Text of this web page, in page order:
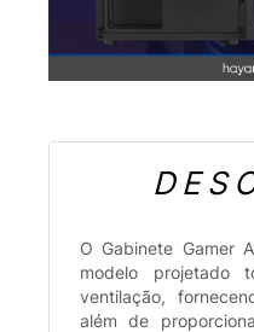
O Gabinete Gamer
modelo projetado
ventilação,
além de